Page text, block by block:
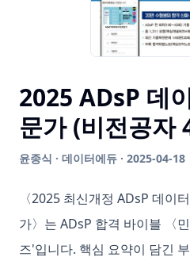
2025 ADsP 데
문가 (비전공자
윤종식 · 데이터에듀 · 2025-04-18
〈2025 최신개정 ADsP 데이
가〉는 ADsP 합격 바이블 〈
즈'입니다. 핵심 요약이 담긴